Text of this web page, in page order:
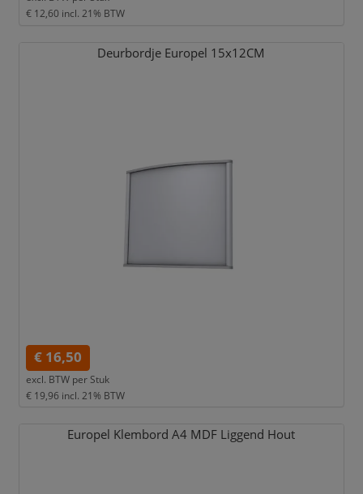
€ 12,60 incl. 21% BTW
Deurbordje Europel 15x12CM
€ 16,50
excl. BTW per Stuk
€ 19,96 incl. 21% BTW
Europel Klembord A4 MDF Liggend Hout